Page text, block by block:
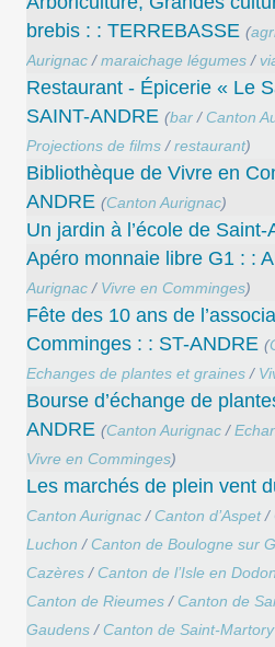
brebis : : TERREBASSE (
Aurignac /maraichage légumes /
Restaurant - Épicerie « Le
SAINT-ANDRE (bar / Canton
Projections de films /restaurant)
Bibliothèque de Vivre en
ANDRE (Canton Aurignac)
Un jardin à l’école de Saint-
Apéro monnaie libre G1 : :
Aurignac / Vivre en Comminges)
Fête des 10 ans de
Comminges : : ST-ANDRE (
Echanges de plantes et graines /
Bourse d’échange de
ANDRE (Canton Aurignac /
Vivre en Comminges)
Les marchés de plein vent
Canton Aurignac / Canton d’Aspet/
Luchon / Canton de Boulogne sur
Cazères / Canton de l’Isle en Dodon
Canton de Rieumes / Canton de
Gaudens / Canton de Saint-Martory